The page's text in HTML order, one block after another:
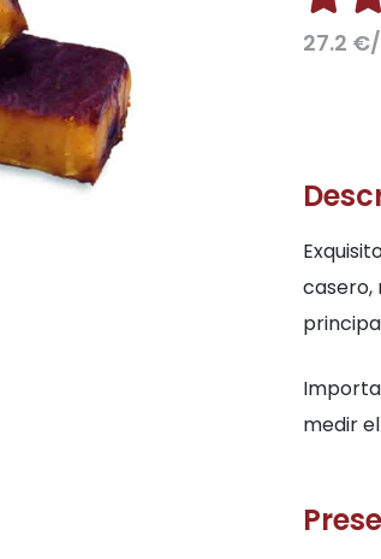
27.2
casero,
medir